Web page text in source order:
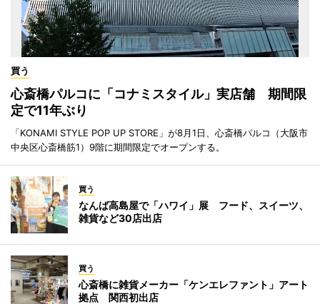
買う
心斎橋パルコに「コナミスタイル」実店舗 期間限
定で11年ぶり
「KONAMI STYLE POP UP STORE」が8月1日、心斎橋パルコ（大阪市
中央区心斎橋筋1）9階に期間限定でオープンする。
買う
なんば高島屋で「ハワイ」展 フード、スイーツ、
雑貨など30店出店
買う
心斎橋に雑貨メーカー「ケンエレファント」アート
拠点 関西初出店